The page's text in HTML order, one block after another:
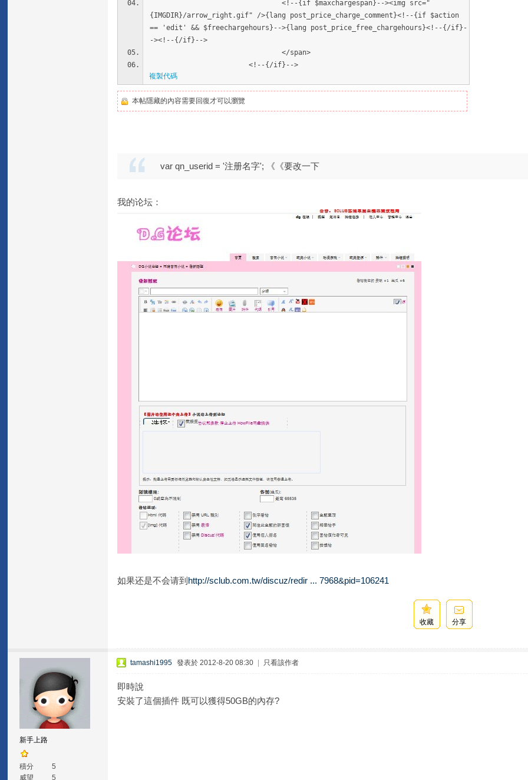
<!--{if $maxchargespan}--><img src="
{IMGDIR}/arrow_right.gif" />{lang post_price_charge_comment}<!--{if $action
== 'edit' && $freechargehours}-->{lang post_price_free_chargehours}<!--{/if}-
-><!--{/if}-->
</span>
<!--{/if}-->
複製代碼
本帖隱藏的內容需要回復才可以瀏覽
var qn_userid = '注册名字'; 《《要改一下
我的论坛：
如果还是不会请到 http://sclub.com.tw/discuz/redir ... 7968&pid=106241
收藏 分享
新手上路
積分
5
威望
5
tamashi1995 發表於 2012-8-20 08:30 只看該作者
即時說
安裝了這個插件 既可以獲得50GB的內存?